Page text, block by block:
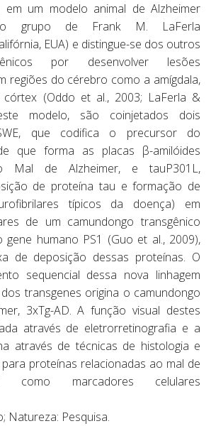
em um modelo animal de Alzheimer
grupo de Frank M. LaFerla
EUA) e distingue-se dos outros
por desenvolver lesões
regiões do cérebro como a amígdala,
(Oddo et al., 2003; LaFerla &
modelo, são coinjetados dois
que codifica o precursor do
que forma as placas β-amilóides
Mal de Alzheimer, e tauP301L,
de proteína tau e formação de
típicos da doença) em
de um camundongo transgênico
humano PS1 (Guo et al., 2009),
de deposição dessas proteínas. O
sequencial dessa nova linhagem
transgenes origina o camundongo
3xTg-AD. A função visual destes
através de eletrorretinografia e a
através de técnicas de histologia e
proteínas relacionadas ao mal de
como marcadores celulares
Natureza: Pesquisa.